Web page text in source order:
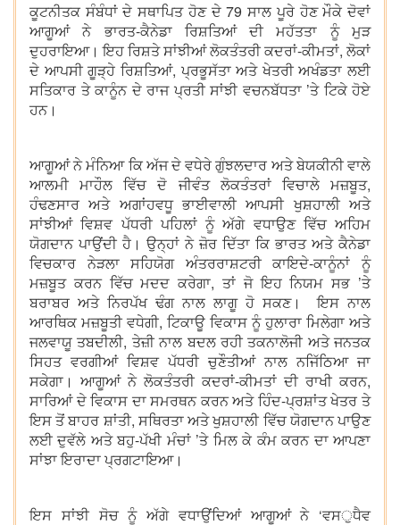
ਕੂਟਨੀਤਕ ਸੰਬੰਧਾਂ ਦੇ ਸਥਾਪਿਤ ਹੋਣ ਦੇ 79 ਸਾਲ ਪੂਰੇ ਹੋਣ ਮੌਕੇ ਦੋਵਾਂ
ਆਗੂਆਂ ਨੇ ਭਾਰਤ-ਕੈਨੇਡਾ ਰਿਸ਼ਤਿਆਂ ਦੀ ਮਹੱਤਤਾ ਨੂੰ ਮੁੜ
ਦੁਹਰਾਇਆ। ਇਹ ਰਿਸ਼ਤੇ ਸਾਂਝੀਆਂ ਲੋਕਤੰਤਰੀ ਕਦਰਾਂ-ਕੀਮਤਾਂ, ਲੋਕਾਂ
ਦੇ ਆਪਸੀ ਗੂੜ੍ਹੇ ਰਿਸ਼ਤਿਆਂ, ਪ੍ਰਭੂਸੱਤਾ ਅਤੇ ਖੇਤਰੀ ਅਖੰਡਤਾ ਲਈ
ਸਤਿਕਾਰ ਤੇ ਕਾਨੂੰਨ ਦੇ ਰਾਜ ਪ੍ਰਤੀ ਸਾਂਝੀ ਵਚਨਬੱਧਤਾ ’ਤੇ ਟਿਕੇ ਹੋਏ
ਹਨ।
ਆਗੂਆਂ ਨੇ ਮੰਨਿਆ ਕਿ ਅੱਜ ਦੇ ਵਧੇਰੇ ਗੁੰਝਲਦਾਰ ਅਤੇ ਬੇਯਕੀਨੀ ਵਾਲੇ
ਆਲਮੀ ਮਾਹੌਲ ਵਿੱਚ ਦੋ ਜੀਵੰਤ ਲੋਕਤੰਤਰਾਂ ਵਿਚਾਲੇ ਮਜ਼ਬੂਤ,
ਹੰਢਣਸਾਰ ਅਤੇ ਅਗਾਂਹਵਧੂ ਭਾਈਵਾਲੀ ਆਪਸੀ ਖੁਸ਼ਹਾਲੀ ਅਤੇ
ਸਾਂਝੀਆਂ ਵਿਸ਼ਵ ਪੱਧਰੀ ਪਹਿਲਾਂ ਨੂੰ ਅੱਗੇ ਵਧਾਉਣ ਵਿੱਚ ਅਹਿਮ
ਯੋਗਦਾਨ ਪਾਉਂਦੀ ਹੈ। ਉਨ੍ਹਾਂ ਨੇ ਜ਼ੋਰ ਦਿੱਤਾ ਕਿ ਭਾਰਤ ਅਤੇ ਕੈਨੇਡਾ
ਵਿਚਕਾਰ ਨੇੜਲਾ ਸਹਿਯੋਗ ਅੰਤਰਰਾਸ਼ਟਰੀ ਕਾਇਦੇ-ਕਾਨੂੰਨਾਂ ਨੂੰ
ਮਜ਼ਬੂਤ ਕਰਨ ਵਿੱਚ ਮਦਦ ਕਰੇਗਾ, ਤਾਂ ਜੋ ਇਹ ਨਿਯਮ ਸਭ ’ਤੇ
ਬਰਾਬਰ ਅਤੇ ਨਿਰਪੱਖ ਢੰਗ ਨਾਲ ਲਾਗੂ ਹੋ ਸਕਣ। ਇਸ ਨਾਲ
ਆਰਥਿਕ ਮਜ਼ਬੂਤੀ ਵਧੇਗੀ, ਟਿਕਾਊ ਵਿਕਾਸ ਨੂੰ ਹੁਲਾਰਾ ਮਿਲੇਗਾ ਅਤੇ
ਜਲਵਾਯੂ ਤਬਦੀਲੀ, ਤੇਜ਼ੀ ਨਾਲ ਬਦਲ ਰਹੀ ਤਕਨਾਲੋਜੀ ਅਤੇ ਜਨਤਕ
ਸਿਹਤ ਵਰਗੀਆਂ ਵਿਸ਼ਵ ਪੱਧਰੀ ਚੁਣੌਤੀਆਂ ਨਾਲ ਨਜਿੱਠਿਆ ਜਾ
ਸਕੇਗਾ। ਆਗੂਆਂ ਨੇ ਲੋਕਤੰਤਰੀ ਕਦਰਾਂ-ਕੀਮਤਾਂ ਦੀ ਰਾਖੀ ਕਰਨ,
ਸਾਰਿਆਂ ਦੇ ਵਿਕਾਸ ਦਾ ਸਮਰਥਨ ਕਰਨ ਅਤੇ ਹਿੰਦ-ਪ੍ਰਸ਼ਾਂਤ ਖੇਤਰ ਤੇ
ਇਸ ਤੋਂ ਬਾਹਰ ਸ਼ਾਂਤੀ, ਸਥਿਰਤਾ ਅਤੇ ਖੁਸ਼ਹਾਲੀ ਵਿੱਚ ਯੋਗਦਾਨ ਪਾਉਣ
ਲਈ ਦੁਵੱਲੇ ਅਤੇ ਬਹੁ-ਪੱਖੀ ਮੰਚਾਂ ’ਤੇ ਮਿਲ ਕੇ ਕੰਮ ਕਰਨ ਦਾ ਆਪਣਾ
ਸਾਂਝਾ ਇਰਾਦਾ ਪ੍ਰਗਟਾਇਆ।
ਇਸ ਸਾਂਝੀ ਸੋਚ ਨੂੰ ਅੱਗੇ ਵਧਾਉਂਦਿਆਂ ਆਗੂਆਂ ਨੇ ‘ਵਸੁਧੈਵ